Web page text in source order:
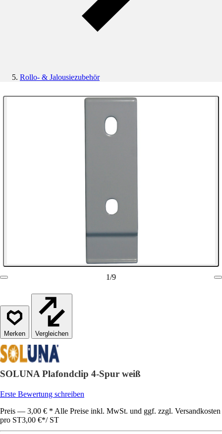
Rollo- & Jalousiezubehör
1/9
Vergleichen
SOLUNA Plafondclip 4-Spur weiß
Erste Bewertung schreiben
Preis — 3,00 € * Alle Preise inkl. MwSt. und ggf. zzgl. Versandkosten
pro ST3,00 €*/ ST